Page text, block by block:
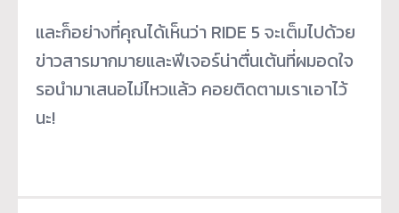
และก็อย่างที่คุณได้เห็นว่า RIDE 5 จะเต็มไปด้วย
ข่าวสารมากมายและฟีเจอร์น่าตื่นเต้นที่ผมอดใจ
รอนำมาเสนอไม่ไหวแล้ว คอยติดตามเราเอาไว้
นะ!